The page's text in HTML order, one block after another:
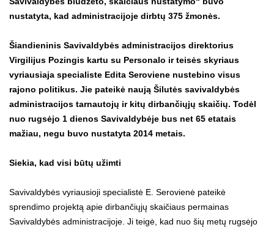
nustatyta, kad administracijoje dirbtų 375 žmonės.
Šiandieninis Savivaldybės administracijos direktorius
Virgilijus Pozingis kartu su Personalo ir teisės skyriaus
vyriausiaja specialiste Edita Seroviene nustebino visus
rajono politikus. Jie pateikė naują Šilutės savivaldybės
administracijos tarnautojų ir kitų dirbančiųjų skaičių. Todėl
nuo rugsėjo 1 dienos Savivaldybėje bus net 65 etatais
mažiau, negu buvo nustatyta 2014 metais.
Siekia, kad visi būtų užimti
Savivaldybės vyriausioji specialistė E. Serovienė pateikė
sprendimo projektą apie dirbančiųjų skaičiaus permainas
Savivaldybės administracijoje. Ji teigė, kad nuo šių metų rugsėjo